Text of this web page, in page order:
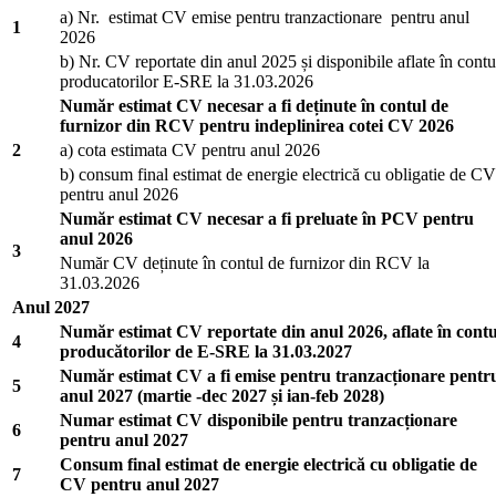
1
a) Nr. estimat CV emise pentru tranzactionare pentru anul
2026
b) Nr. CV reportate din anul 2025 și disponibile aflate în
producatorilor E-SRE la 31.03.2026
2
Număr estimat CV necesar a fi deținute în contul de
furnizor din RCV pentru indeplinirea cotei CV 2026
a) cota estimata CV pentru anul 2026
b) consum final estimat de energie electrică cu obligatie de CV
pentru anul 2026
3
Număr estimat CV necesar a fi preluate în PCV pentru
anul 2026
Număr CV deținute în contul de furnizor din RCV la
31.03.2026
Anul 2027
4
Număr estimat CV reportate din anul 2026, aflate în
producătorilor de E-SRE la 31.03.2027
5
Număr estimat CV a fi emise pentru tranzacționare
anul 2027 (martie -dec 2027 și ian-feb 2028)
6
Numar estimat CV disponibile pentru tranzacționare
pentru anul 2027
7
Consum final estimat de energie electrică cu obligatie de
CV pentru anul 2027